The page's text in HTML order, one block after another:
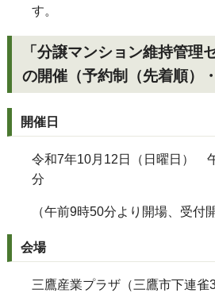
す。
「分譲マンション維持管理
の開催（予約制（先着順）
開催日
令和7年10月12日（日曜日）
分
（午前9時50分より開場、受付
会場
三鷹産業プラザ（三鷹市下連